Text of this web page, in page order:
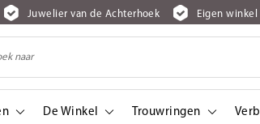
Juwelier van de Achterhoek Eigen
De Winkel Trouwringen